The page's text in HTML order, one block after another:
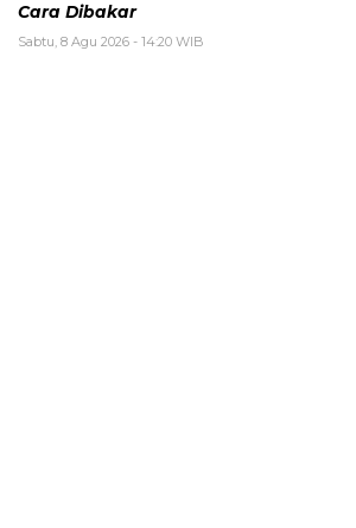
Cara Dibakar
Sabtu, 8 Agu 2026 - 14:20 WIB